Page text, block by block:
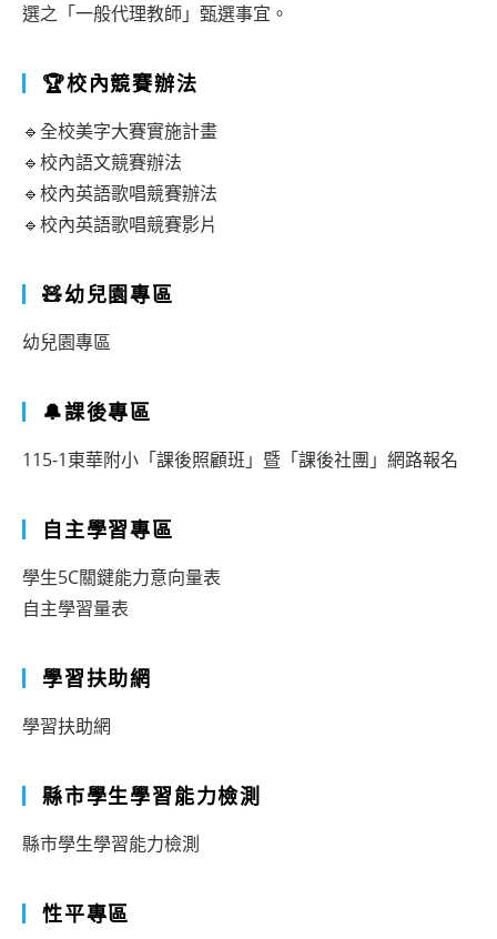
選之「一般代理教師」甄選事宜。
🏆校內競賽辦法
🔹全校美字大賽實施計畫
🔹校內語文競賽辦法
🔹校內英語歌唱競賽辦法
🔹校內英語歌唱競賽影片
🧸幼兒園專區
幼兒園專區
🔔課後專區
115-1東華附小「課後照顧班」暨「課後社團」網路報名
自主學習專區
學生5C關鍵能力意向量表
自主學習量表
學習扶助網
學習扶助網
縣市學生學習能力檢測
縣市學生學習能力檢測
性平專區